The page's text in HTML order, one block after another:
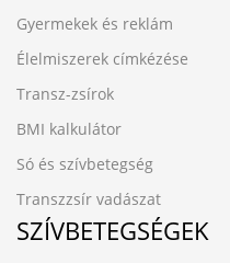
Gyermekek és reklám
Élelmiszerek címkézése
Transz-zsírok
BMI kalkulátor
Só és szívbetegség
Transzzsír vadászat
SZÍVBETEGSÉGEK